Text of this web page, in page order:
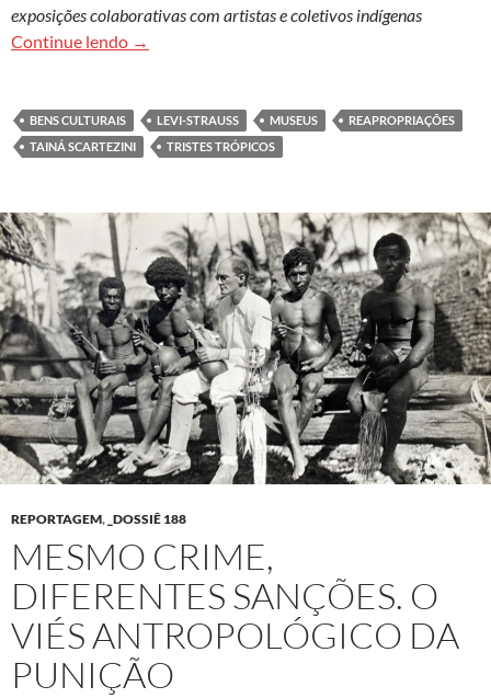
exposições colaborativas com artistas e coletivos indígenas
Continue lendo Entre troféus de guerra e obras de arte
→
BENS CULTURAIS LEVI-STRAUSS MUSEUS
REAPROPRIAÇÕES
TAINÁ SCARTEZINI
TRISTES TRÓPICOS
REPORTAGEM, _DOSSIÊ 188
MESMO CRIME,
DIFERENTES SANÇÕES. O
VIÉS ANTROPOLÓGICO DA
PUNIÇÃO